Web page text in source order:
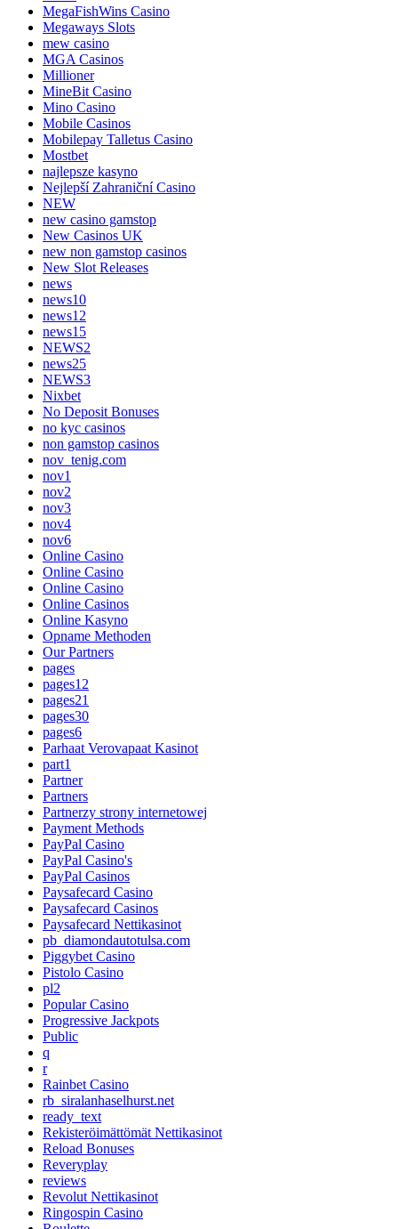
MegaFishWins Casino
Megaways Slots
mew casino
MGA Casinos
Millioner
MineBit Casino
Mino Casino
Mobile Casinos
Mobilepay Talletus Casino
Mostbet
najlepsze kasyno
Nejlepší Zahraniční Casino
NEW
new casino gamstop
New Casinos UK
new non gamstop casinos
New Slot Releases
news
news10
news12
news15
NEWS2
news25
NEWS3
Nixbet
No Deposit Bonuses
no kyc casinos
non gamstop casinos
nov_tenig.com
nov1
nov2
nov3
nov4
nov6
Online Casino
Online Casino
Online Casino
Online Casinos
Online Kasyno
Opname Methoden
Our Partners
pages
pages12
pages21
pages30
pages6
Parhaat Verovapaat Kasinot
part1
Partner
Partners
Partnerzy strony internetowej
Payment Methods
PayPal Casino
PayPal Casino's
PayPal Casinos
Paysafecard Casino
Paysafecard Casinos
Paysafecard Nettikasinot
pb_diamondautotulsa.com
Piggybet Casino
Pistolo Casino
pl2
Popular Casino
Progressive Jackpots
Public
q
r
Rainbet Casino
rb_siralanhaselhurst.net
ready_text
Rekisteröimättömät Nettikasinot
Reload Bonuses
Reveryplay
reviews
Revolut Nettikasinot
Ringospin Casino